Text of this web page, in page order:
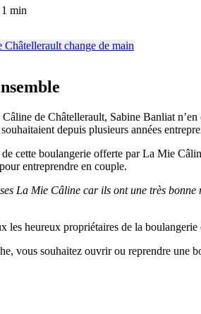
1 min
de Châtellerault, Sabine Banliat
depuis plusieurs années
cette boulangerie offerte par La Mie
entreprendre en couple.
La Mie Câline car ils ont une très
les heureux propriétaires de la
vous souhaitez ouvrir ou reprendre une